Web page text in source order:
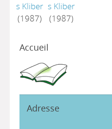
s Kliber
(1987)
s Kliber
(1987)
Accueil
Adresse